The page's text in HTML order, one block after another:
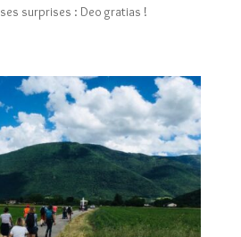
surprises : Deo gratias !